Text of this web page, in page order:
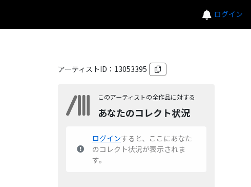
ログイン
アーティストID： 13053395
このアーティストの全作品に対する
あなたのコレクト状況
ログインすると、ここにあなた
のコレクト状況が表示されま
す。